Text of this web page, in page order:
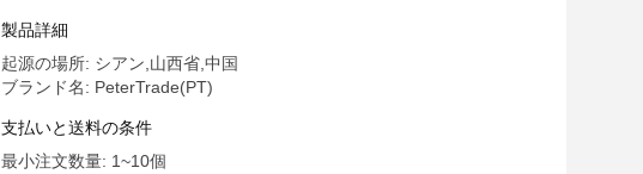
製品詳細
起源の場所: シアン,山西省,中国
ブランド名: PeterTrade(PT)
支払いと送料の条件
最小注文数量: 1~10個